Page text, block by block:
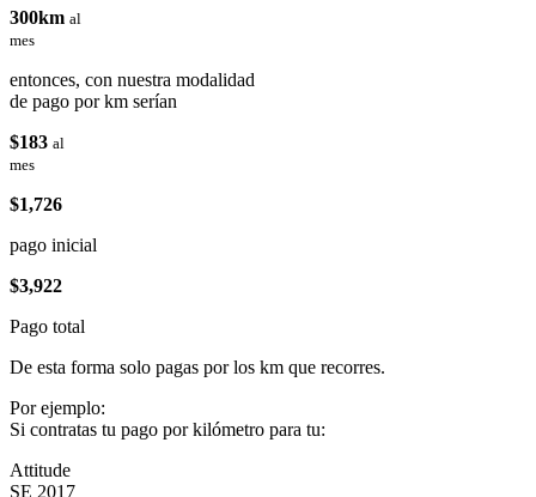
300km al
mes
entonces, con nuestra modalidad
de pago por km serían
$183 al
mes
$1,726
pago inicial
$3,922
Pago total
De esta forma solo pagas por los km que recorres.
Por ejemplo:
Si contratas tu pago por kilómetro para tu:
Attitude
SE 2017